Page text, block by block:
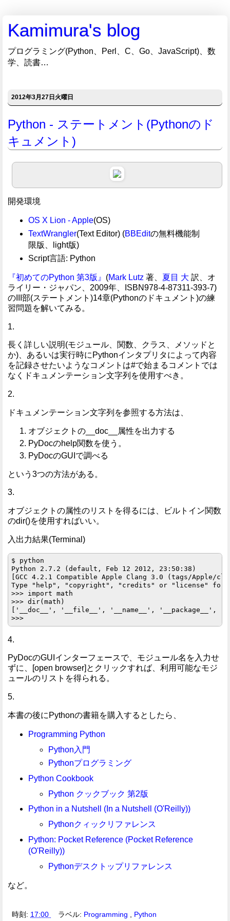
Kamimura's blog
プログラミング(Python、Perl、C、Go、JavaScript)、数
学、読書…
2012年3月27日火曜日
Python - ステートメント(Pythonのド
キュメント)
開発環境
OS X Lion - Apple(OS)
TextWrangler(Text Editor) (BBEditの無料機能制
限版、light版)
Script言語: Python
『初めてのPython 第3版』 (Mark Lutz 著、 夏目 大 訳、オ
ライリー・ジャパン、2009年、ISBN978-4-87311-393-7)
のIII部(ステートメント)14章(Pythonのドキュメント)の練
習問題を解いてみる。
1.
長く詳しい説明(モジュール、関数、クラス、メソッドと
か)、あるいは実行時にPythonインタプリタによって内容
を記録させたいようなコメントは#で始まるコメントでは
なくドキュメンテーション文字列を使用すべき。
2.
ドキュメンテーション文字列を参照する方法は、
オブジェクトの__doc__属性を出力する
PyDocのhelp関数を使う。
PyDocのGUIで調べる
という3つの方法がある。
3.
オブジェクトの属性のリストを得るには、ビルトイン関数
のdir()を使用すればいい。
入出力結果(Terminal)
$ python
Python 2.7.2 (default, Feb 12 2012, 23:50:38)
[GCC 4.2.1 Compatible Apple Clang 3.0 (tags/Apple/
Type "help", "copyright", "credits" or "license" for
>>> import math
>>> dir(math)
['__doc__', '__file__', '__name__',
4.
PyDocのGUIインターフェースで、モジュール名を入力せ
ずに、[open browser]とクリックすれば、利用可能なモジ
ュールのリストを得られる。
5.
本書の後にPythonの書籍を購入するとしたら、
Programming Python
Python入門
Pythonプログラミング
Python Cookbook
Python クックブック 第2版
Python in a Nutshell (In a Nutshell (O'Reilly))
Pythonクィックリファレンス
Python: Pocket Reference (Pocket Reference
(O'Reilly))
Pythonデスクトップリファレンス
など。
時刻: 17:00 ラベル: Programming Python